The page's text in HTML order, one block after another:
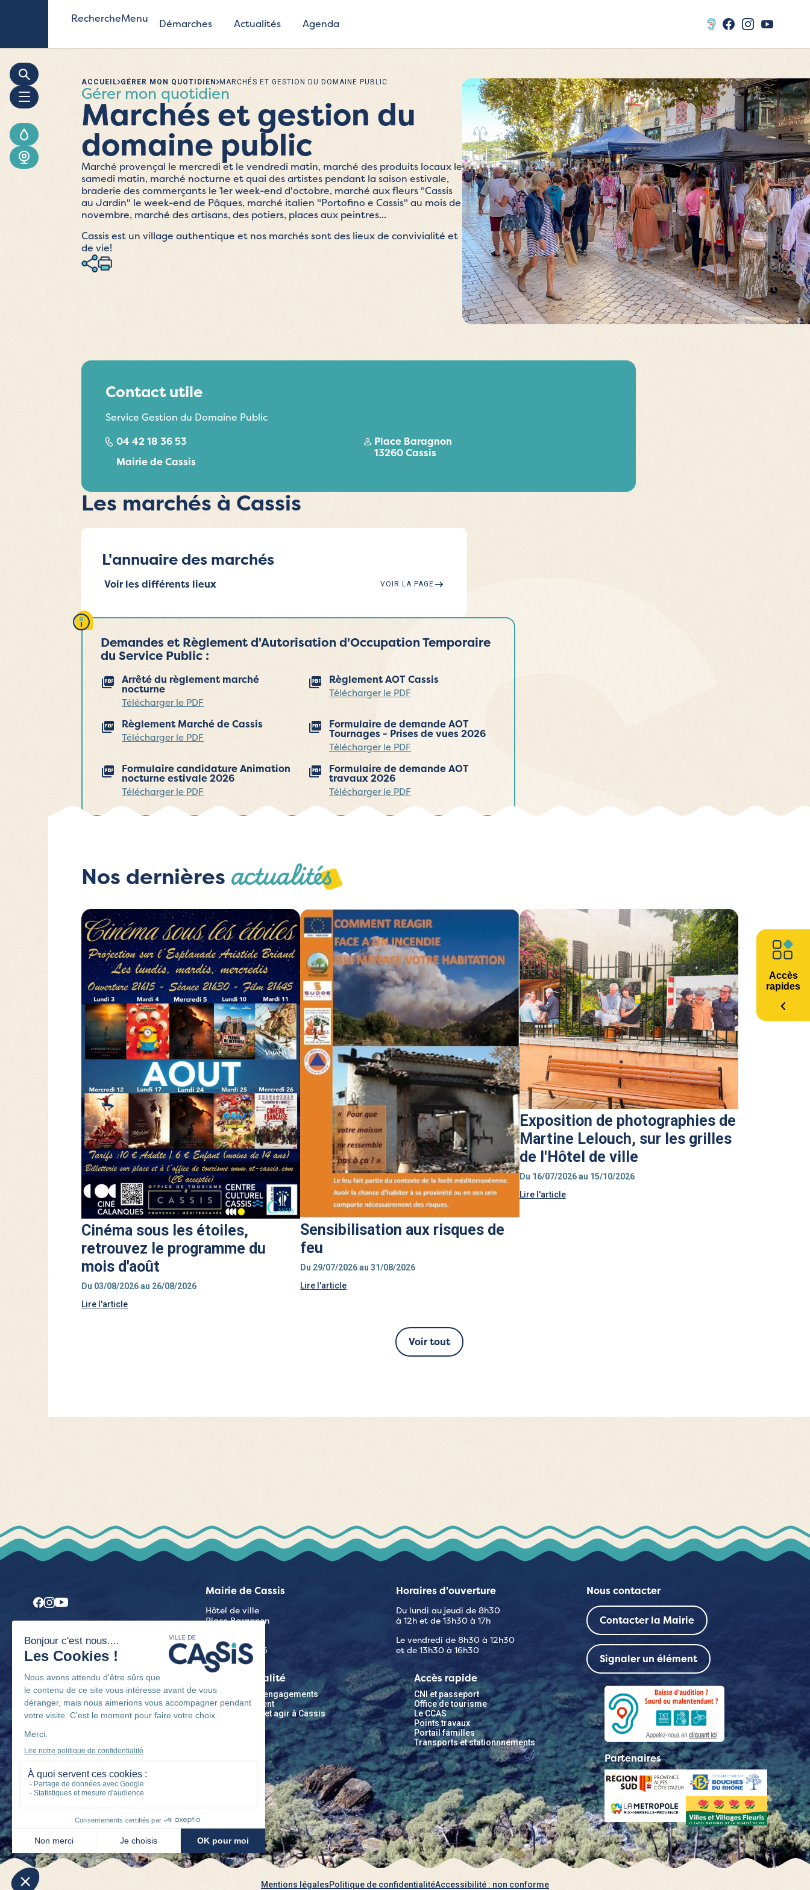
RechercheMenu Démarches Actualités Agenda
ACCUEIL GÉRER MON QUOTIDIEN MARCHÉS ET GESTION DU DOMAINE PUBLIC
Marchés et gestion du
domaine public
Gérer mon quotidien
Marché provençal le mercredi et le vendredi matin, marché des produits locaux le
samedi matin, marché nocturne et quai des artistes pendant la saison estivale,
braderie des commerçants le 1er week-end d'octobre, marché aux fleurs "Cassis
au Jardin" le week-end de Pâques, marché italien "Portofino e Cassis" au mois de
novembre, marché des artisans, des potiers, places aux peintres...
Cassis est un village authentique et nos marchés sont des lieux de convivialité et
de vie!
Contact utile
Service Gestion du Domaine Public
04 42 18 36 53
Mairie de Cassis
Place Baragnon
13260 Cassis
Les marchés à Cassis
L'annuaire des marchés
Voir les différents lieux VOIR LA PAGE
Demandes et Règlement d'Autorisation d'Occupation Temporaire
du Service Public :
Arrêté du règlement marché
nocturne
Télécharger le PDF
Règlement AOT Cassis
Télécharger le PDF
Règlement Marché de Cassis
Télécharger le PDF
Formulaire de demande AOT
Tournages - Prises de vues 2026
Télécharger le PDF
Formulaire candidature Animation
nocturne estivale 2026
Télécharger le PDF
Formulaire de demande AOT
travaux 2026
Télécharger le PDF
Nos dernières actualités
Cinéma sous les étoiles,
retrouvez le programme du
mois d'août
Du 03/08/2026 au 26/08/2026
Lire l'article
Sensibilisation aux risques de
feu
Du 29/07/2026 au 31/08/2026
Lire l'article
Exposition de photographies de
Martine Lelouch, sur les grilles
de l'Hôtel de ville
Du 16/07/2026 au 15/10/2026
Lire l'article
Voir tout
Accès
rapides
Mairie de Cassis
Hôtel de ville
Place Baragnon
04 42 18 36 36
Horaires d'ouverture
Du lundi au jeudi de 8h30
à 12h et de 13h30 à 17h
Le vendredi de 8h30 à 12h30
et de 13h30 à 16h30
Nous contacter
Contacter la Mairie
Signaler un élément
Découvrir Cassis
Démarches administratives
Evénements
Municipalité
Projets et engagements
Recrutement
Participer et agir à Cassis
Accès rapide
CNI et passeport
Office de tourisme
Le CCAS
Points travaux
Portail familles
Transports et stationnnements
Partenaires
Mentions légalesPolitique de confidentialitéAccessibilité : non conforme